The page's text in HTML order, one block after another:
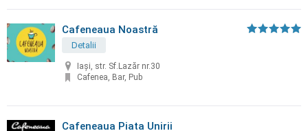
Cafeneaua Noastră
Detalii
Iași, str. Sf.Lazăr nr.30
Cafenea, Bar, Pub
Cafeneaua Piata Unirii